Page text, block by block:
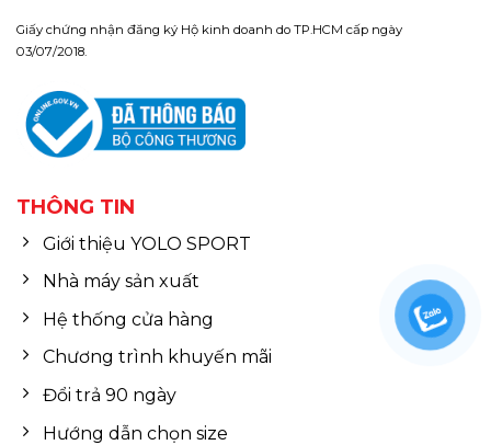
Giấy chứng nhận đăng ký Hộ kinh doanh do TP.HCM cấp ngày
03/07/2018.
THÔNG TIN
Giới thiệu YOLO SPORT
Nhà máy sản xuất
Hệ thống cửa hàng
Chương trình khuyến mãi
Đổi trả 90 ngày
Hướng dẫn chọn size